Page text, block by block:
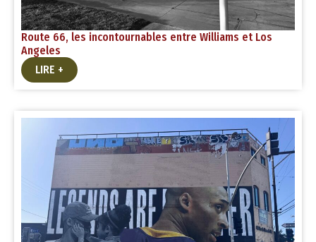
Route 66, les incontournables entre Williams et Los
Angeles
LIRE +